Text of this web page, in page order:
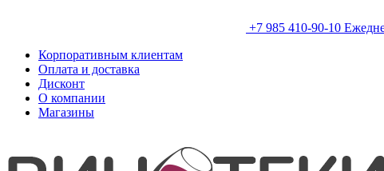
+7 985 410-90-10
Корпоративным клиентам
Оплата и доставка
Дисконт
О компании
Магазины